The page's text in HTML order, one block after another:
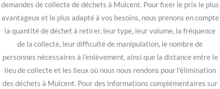
demandes de collecte de déchets à Mulcent. Pour fixer le prix le plus
avantageux et le plus adapté à vos besoins, nous prenons en compte
la quantité de déchet à retirer, leur type, leur volume, la fréquence
de la collecte, leur difficulté de manipulation, le nombre de
personnes nécessaires à l’enlèvement, ainsi que la distance entre le
lieu de collecte et les lieux où nous nous rendons pour l’élimination
des déchets à Mulcent. Pour des informations complémentaires sur